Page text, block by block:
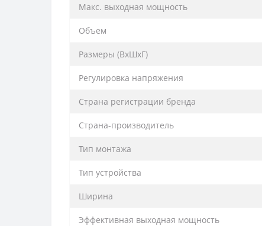
Макс. выходная мощность
Объем
Размеры (ВхШхГ)
Регулировка напряжения
Страна регистрации бренда
Страна-производитель
Тип монтажа
Тип устройства
Ширина
Эффективная выходная мощность